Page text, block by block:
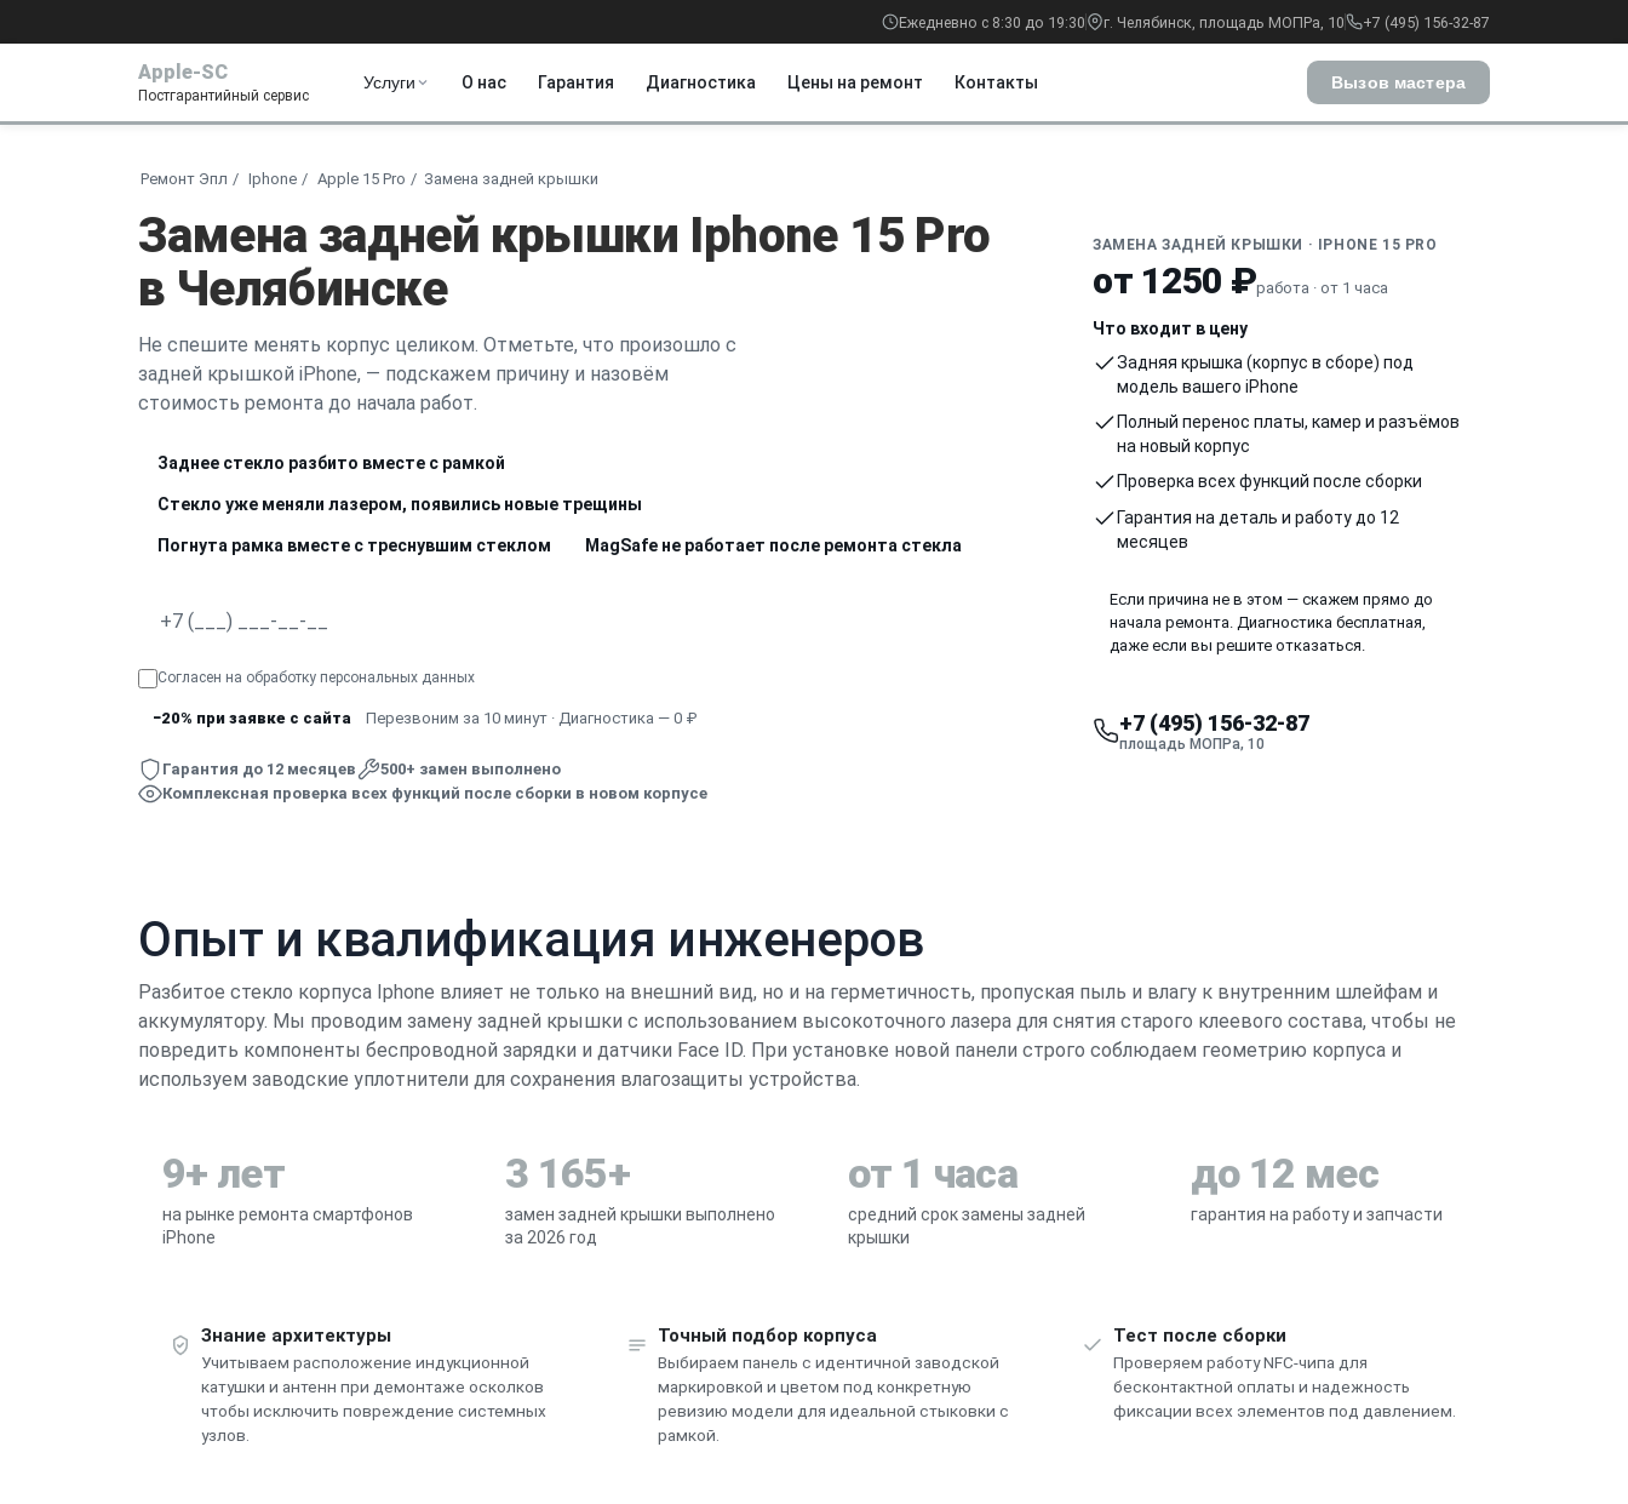
Ежедневно с 8:30 до 19:30 г. Челябинск, площадь МОПРа, 10 +7 (495) 156-32-87
Apple-SC
Постгарантийный сервис
Услуги О нас Гарантия Диагностика Цены на ремонт Контакты Вызов мастера
Ремонт Эпл Iphone Apple 15 Pro Замена задней крышки
Замена задней крышки Iphone 15 Pro
в Челябинске
Не спешите менять корпус целиком. Отметьте, что произошло с
задней крышкой iPhone, — подскажем причину и назовём
стоимость ремонта до начала работ.
Заднее стекло разбито вместе с рамкой
Стекло уже меняли лазером, появились новые трещины
Погнута рамка вместе с треснувшим стеклом MagSafe не работает после ремонта стекла
Согласен на обработку персональных данных
−20% при заявке с сайта Перезвоним за 10 минут · Диагностика — 0 ₽
Гарантия до 12 месяцев
500+ замен выполнено
Комплексная проверка всех функций после сборки в новом корпусе
ЗАМЕНА ЗАДНЕЙ КРЫШКИ · IPHONE 15 PRO
от 1250 ₽работа · от 1 часа
Что входит в цену
Задняя крышка (корпус в сборе) под
модель вашего iPhone
Полный перенос платы, камер и разъёмов
на новый корпус
Проверка всех функций после сборки
Гарантия на деталь и работу до 12
месяцев
Если причина не в этом — скажем прямо до
начала ремонта. Диагностика бесплатная,
даже если вы решите отказаться.
+7 (495) 156-32-87
площадь МОПРа, 10
Опыт и квалификация инженеров
Разбитое стекло корпуса Iphone влияет не только на внешний вид, но и на герметичность, пропуская пыль и влагу к внутренним шлейфам и
аккумулятору. Мы проводим замену задней крышки с использованием высокоточного лазера для снятия старого клеевого состава, чтобы не
повредить компоненты беспроводной зарядки и датчики Face ID. При установке новой панели строго соблюдаем геометрию корпуса и
используем заводские уплотнители для сохранения влагозащиты устройства.
9+ лет
на рынке ремонта смартфонов
iPhone
3 165+
замен задней крышки выполнено
за 2026 год
от 1 часа
средний срок замены задней
крышки
до 12 мес
гарантия на работу и запчасти
Знание архитектуры
Учитываем расположение индукционной
катушки и антенн при демонтаже осколков
чтобы исключить повреждение системных
узлов.
Точный подбор корпуса
Выбираем панель с идентичной заводской
маркировкой и цветом под конкретную
ревизию модели для идеальной стыковки с
рамкой.
Тест после сборки
Проверяем работу NFC-чипа для
бесконтактной оплаты и надежность
фиксации всех элементов под давлением.